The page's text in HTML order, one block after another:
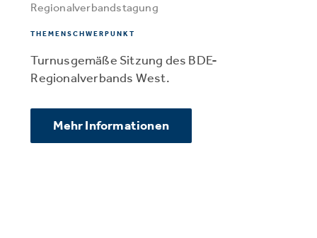
Regionalverbandstagung
THEMENSCHWERPUNKT
Turnusgemäße Sitzung des BDE-
Regionalverbands West.
Mehr Informationen